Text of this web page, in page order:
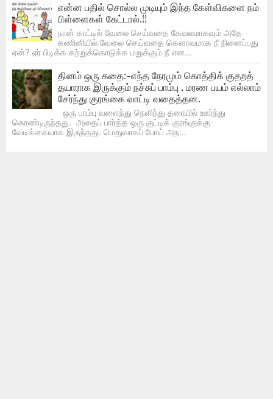
என்ன பதில் சொல்ல முடியும் இந்த கேள்விகளை நம்
பிள்ளைகள் கேட்டால்.!!
நான் காட்டில் வேலை செய்வதை கேவலமாகவும் அதே
கணினியில் வேலை செய்வதை கௌரவமாக நீ நினைப்பது
ஏன்? ஏர் பிடிக்க கற்றுக்கொடுக்க மறுக்கும் நீ என...
தினம் ஒரு கதை:-எந்த நேரமும் கொத்திக் குதறத்
தயாராக இருக்கும் நச்சுப் பாம்பு , மரண பயம் எல்லாம்
சேர்ந்து குரங்கை வாட்டி வதைத்தன.
ஒரு பாம்பு வளைந்து நெளிந்து தரையில் ஊர்ந்து
கொண்டிருந்தது. அதைப் பார்த்த ஒரு குட்டிக் குரங்குக்கு
வேடிக்கையாக இருந்தது. மெதுவாகப் போய் அந...